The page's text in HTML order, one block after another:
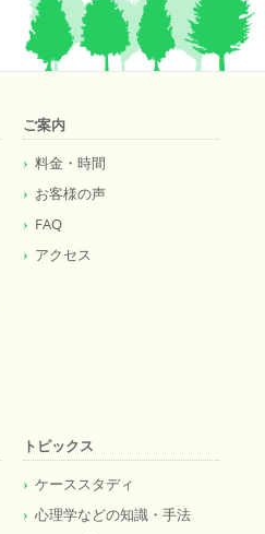
ご案内
料金・時間
お客様の声
FAQ
アクセス
トピックス
ケーススタディ
心理学などの知識・手法